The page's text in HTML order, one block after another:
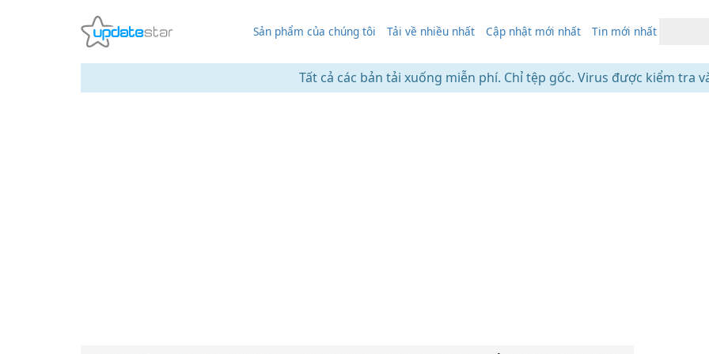
Sản phẩm của chúng tôi Tải về nhiều nhất Cập nhật mới nhất Tin mới nhất
Tất cả các bản tải xuống miễn phí. Chỉ tệp gốc. Virus được kiểm tra